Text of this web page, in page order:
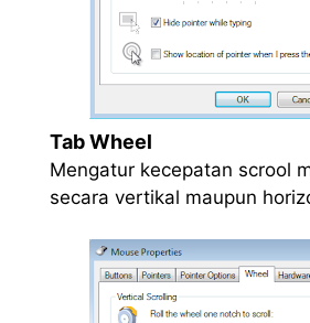
Tab Wheel
Mengatur kecepatan scrool
secara vertikal maupun